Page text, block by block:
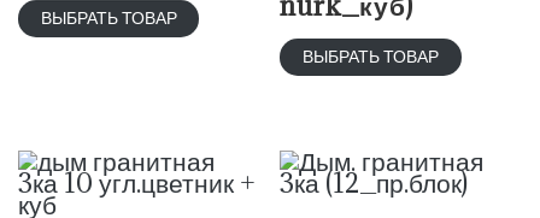
ВЫБРАТЬ ТОВАР
ВЫБРАТЬ ТОВАР